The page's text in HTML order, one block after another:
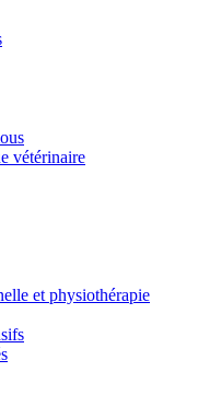
vétérinaire
et physiothérapie